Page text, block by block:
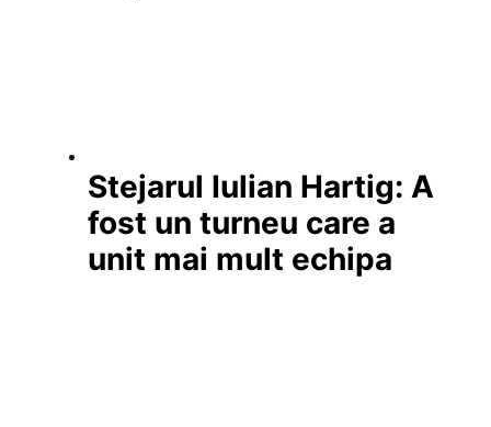
Stejarul Iulian Hartig: A
fost un turneu care a
unit mai mult echipa